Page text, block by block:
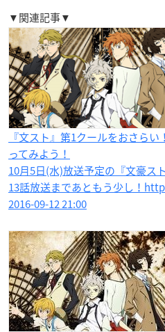
▼関連記事▼
『文スト』第1クールをおさら
ってみよう！
10月5日(水)放送予定の『文豪ス
13話放送まであともう少し！
2016-09-12 21:00